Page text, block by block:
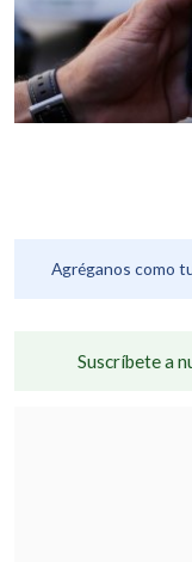
Agréganos como
Suscríbete a